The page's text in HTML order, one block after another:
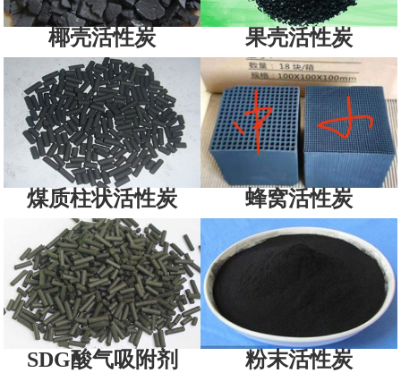
椰壳活性炭 果壳活性炭
煤质柱状活性炭 蜂窝活性炭
SDG酸气吸附剂 粉末活性炭